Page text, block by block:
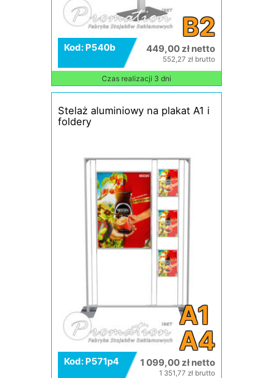
B2
Kod: P540b 449,00 zł netto
552,27 zł brutto
Czas realizacji 3 dni
Stelaż aluminiowy na plakat A1 i
foldery
A1
A4
Kod: P571p4 1 099,00 zł netto
1 351,77 zł brutto